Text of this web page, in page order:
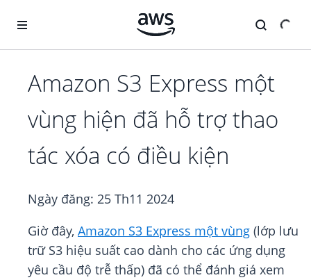
Amazon S3 Express một
vùng hiện đã hỗ trợ thao
tác xóa có điều kiện
Ngày đăng: 25 Th11 2024
Giờ đây, Amazon S3 Express một vùng (lớp lưu
trữ S3 hiệu suất cao dành cho các ứng dụng
yêu cầu độ trễ thấp) đã có thể đánh giá xem